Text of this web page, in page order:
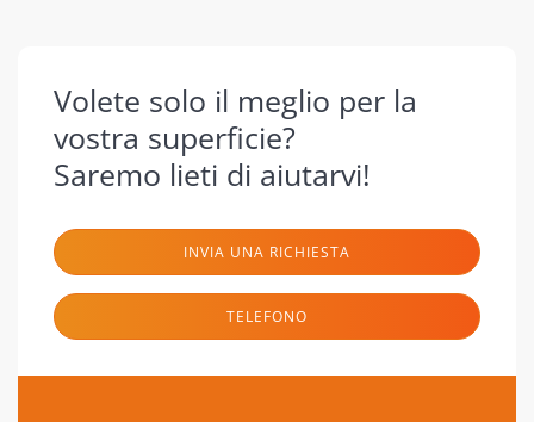
Volete solo il meglio per la
vostra superficie?
Saremo lieti di aiutarvi!
INVIA UNA RICHIESTA
TELEFONO